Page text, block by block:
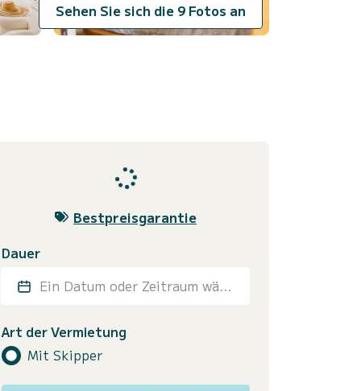
Sehen Sie sich die 9 Fotos an
Bestpreisgarantie
Dauer
Ein Datum oder Zeitraum wählen
Art der Vermietung
Mit Skipper